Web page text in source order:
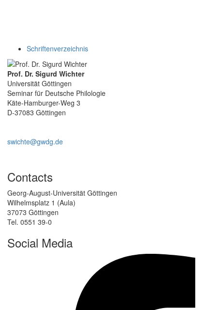
Schriftenverzeichnis
Prof. Dr. Sigurd Wichter
Universität Göttingen
Seminar für Deutsche Philologie
Käte-Hamburger-Weg 3
D-37083 Göttingen
swichte@gwdg.de
Contacts
Georg-August-Universität Göttingen
Wilhelmsplatz 1 (Aula)
37073 Göttingen
Tel. 0551 39-0
Social Media